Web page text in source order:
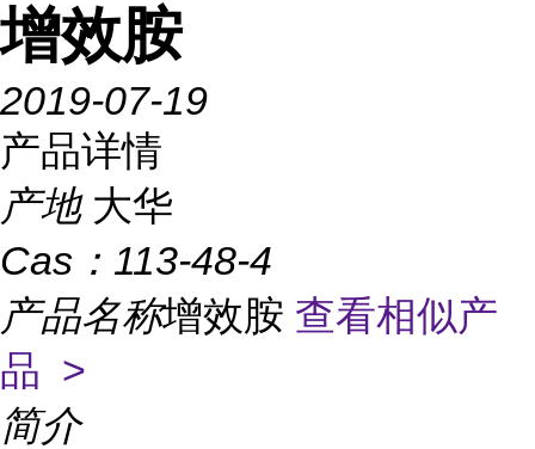
增效胺
2019-07-19
产品详情
产地 大华
Cas： 113-48-4
产品名称增效胺 查看相似产
品 >
简介